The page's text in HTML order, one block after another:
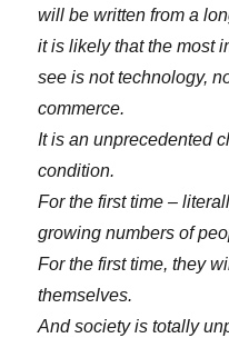
will be written from a
it is likely that the most
see is not technology,
commerce.
It is an unprecedented
condition.
For the first time –
growing numbers of
For the first time, they
themselves.
And society is totally